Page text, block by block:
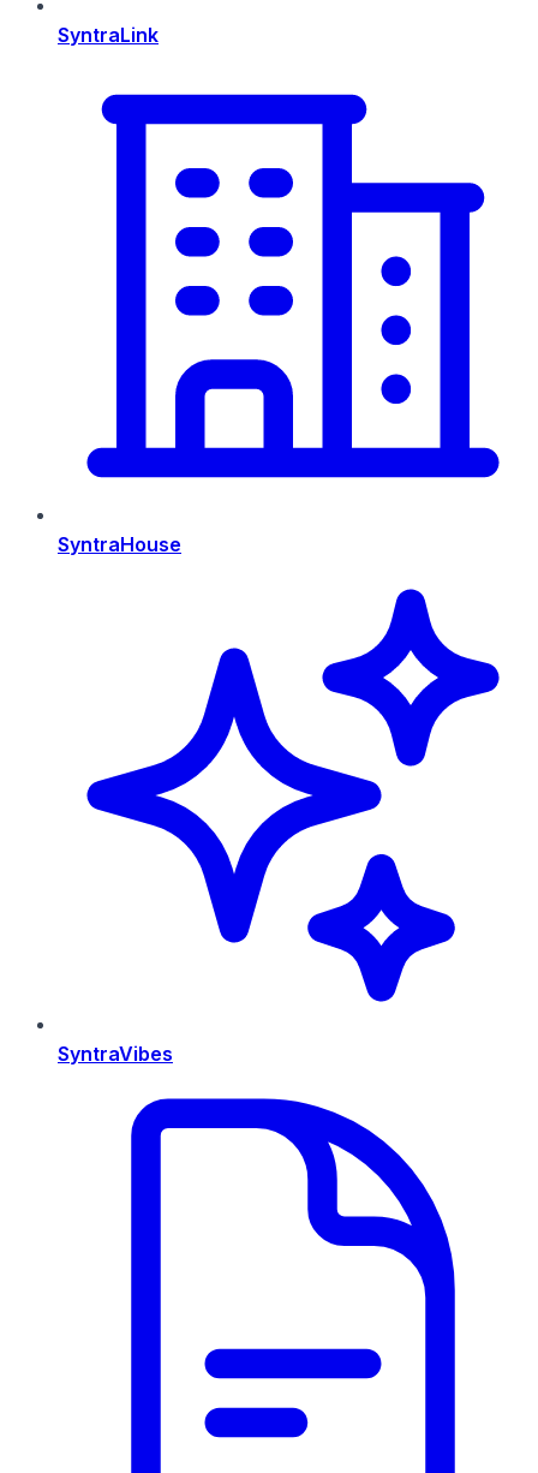
SyntraLink
SyntraHouse
SyntraVibes